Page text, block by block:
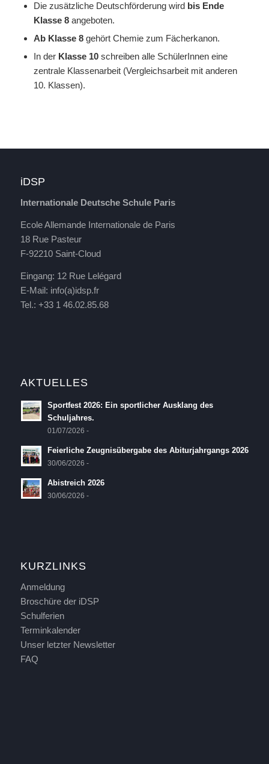
Die zusätzliche Deutschförderung wird bis Ende
Klasse 8angeboten.
Ab Klasse 8gehört Chemie zum Fächerkanon.
In der Klasse 10schreiben alle SchülerInnen eine
zentrale Klassenarbeit (Vergleichsarbeit mit anderen
10. Klassen).
iDSP
Internationale Deutsche Schule Paris
Ecole Allemande Internationale de Paris
18 Rue Pasteur
F-92210 Saint-Cloud
Eingang: 12 Rue Lelégard
E-Mail: info(a)idsp.fr
Tel.: +33 1 46.02.85.68
AKTUELLES
Sportfest 2026: Ein sportlicher Ausklang des
Schuljahres.
01/07/2026 -
Feierliche Zeugnisübergabe des Abiturjahrgangs 2026
30/06/2026 -
Abistreich 2026
30/06/2026 -
KURZLINKS
Anmeldung
Broschüre der iDSP
Schulferien
Terminkalender
Unser letzter Newsletter
FAQ